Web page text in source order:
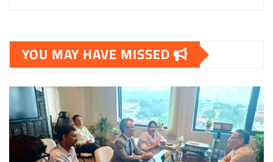
YOU MAY HAVE MISSED